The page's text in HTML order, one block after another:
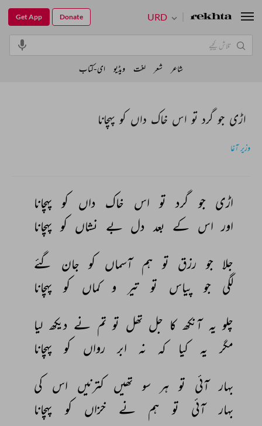
اڑی جو گرد تو اس خاک داں کو پہچانا
وزیر آغا
اڑی جو گرد تو اس خاک داں کو پہچانا
اور اس کے بعد دل بے نشاں کو پہچانا
جلا جو رزق تو ہم آسماں کو جان
گئے
لگی
جو پیاس تو تیر و کماں کو پہچانا
چلو یہ آنکھ کا جل تھل تو تم نے دیکھ لیا
مگر
یہ کیا کہ نہ ابر رواں کو
پہچانا
بہار آئی تو ہر سو تھیں کترنیں اس کی
بہار
آئی تو ہم نے خزاں کو
پہچانا
URD
Get App Donate
شاعر شعر لغت ویڈیو ای-کتاب